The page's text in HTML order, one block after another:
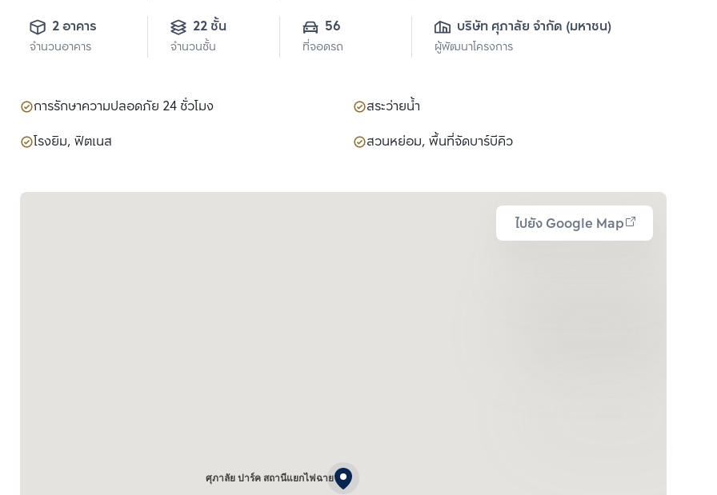
2 อาคาร
จำนวนอาคาร
22 ชั้น
จำนวนชั้น
56
ที่จอดรถ
บริษัท ศุภาลัย จำกัด (มหาชน)
ผู้พัฒนาโครงการ
การรักษาความปลอดภัย 24 ชั่วโมง
สระว่ายน้ำ
โรงยิม, ฟิตเนส
สวนหย่อม, พื้นที่จัดบาร์บีคิว
ไปยัง Google Map
ศุภาลัย ปาร์ค สถานีแยกไฟฉาย